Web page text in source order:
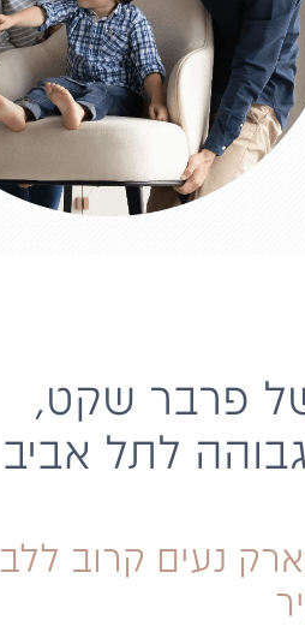
של פרבר שקט,
גבוהה לתל אביב
נעים קרוב ללב